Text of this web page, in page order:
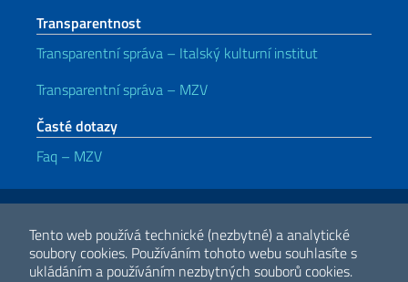
Tento web používá technické (nezbytné) a analytické
soubory cookies. Používáním tohoto webu souhlasíte s
ukládáním a používáním nezbytných souborů cookies.
Transparentnost
Transparentní správa – Italský kulturní institut
Transparentní správa – MZV
Časté dotazy
Faq – MZV
Užitečné odkazy